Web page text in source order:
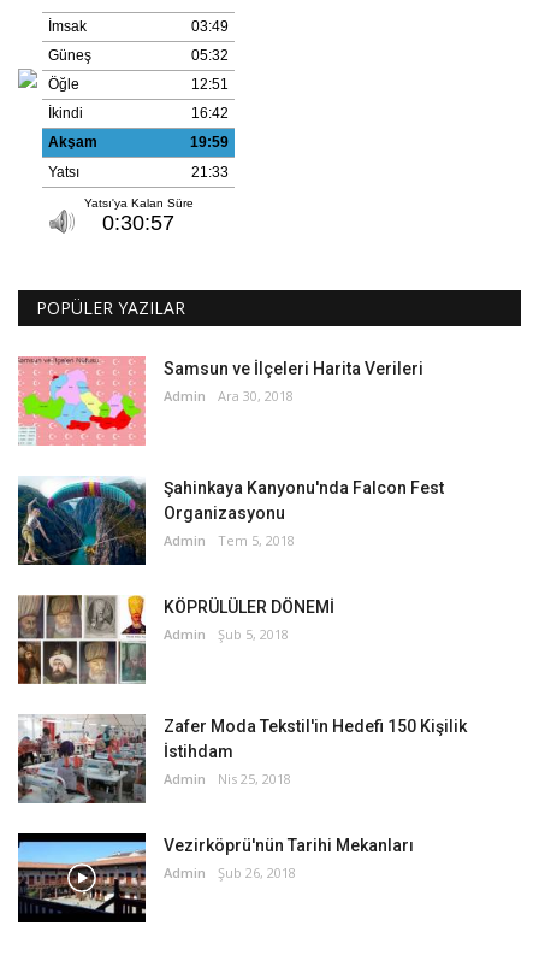
POPÜLER YAZILAR
Samsun ve İlçeleri Harita Verileri
Admin Ara 30, 2018
Şahinkaya Kanyonu'nda Falcon Fest
Organizasyonu
Admin Tem 5, 2018
KÖPRÜLÜLER DÖNEMİ
Admin Şub 5, 2018
Zafer Moda Tekstil'in Hedefi 150 Kişilik
İstihdam
Admin Nis 25, 2018
Vezirköprü'nün Tarihi Mekanları
Admin Şub 26, 2018